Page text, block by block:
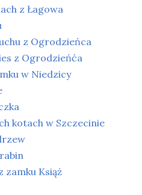
z Łagowa
z Ogrodzieńca
z Ogrodzieńća
w Niedzicy
kotach w Szczecinie
zamku Książ